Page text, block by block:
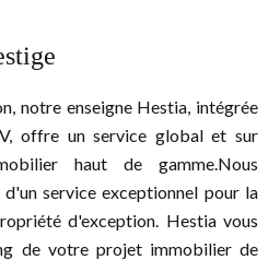
notre enseigne Hestia, intégrée
offre un service global et sur
haut de gamme.Nous
service exceptionnel pour la
d'exception. Hestia vous
de votre projet immobilier de